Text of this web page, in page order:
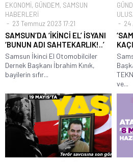
EKONOMİ, GÜNDEM, SAMSUN
HABERLERİ
23 Temmuz 2023 17:21
SAMSUN’DA ‘İKİNCİ EL’ İSYANI
‘BUNUN ADI SAHTEKARLIK!..’
Samsun İkinci El Otomobilciler
Dernek Başkanı İbrahim Kınık,
bayilerin sıfır...
24
ve...